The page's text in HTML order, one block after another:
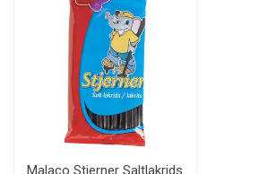
Malaco Stjerner Saltlakrids